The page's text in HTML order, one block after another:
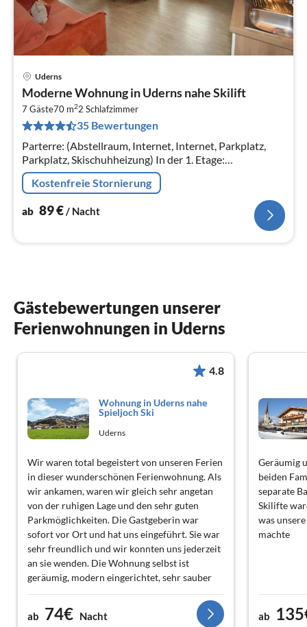
Uderns
Moderne Wohnung in Uderns nahe Skilift
7 Gäste70 m22 Schlafzimmer
35 Bewertungen
Parterre: (Abstellraum, Internet, Internet, Parkplatz,
Parkplatz, Skischuhheizung) In der 1. Etage:
(Wohnküche(Doppelschlafcouch, TV, Kochherd(4
Kochplatten, Ceranfeld)
Kostenfreie Stornierung
ab 89€/ Nacht
Gästebewertungen unserer
Ferienwohnungen in Uderns
4.8
Wohnung in Uderns nahe
Spieljoch Ski
Uderns
Wir waren total begeistert von unseren Ferien
in dieser wunderschönen Ferienwohnung. Als
wir ankamen, waren wir gleich sehr angetan
von der ruhigen Lage und den sehr guten
Parkmöglichkeiten. Die Gastgeberin war
sofort vor Ort und hat uns eingeführt. Sie war
sehr freundlich und wir konnten uns jederzeit
an sie wenden. Die Wohnung selbst ist
geräumig, modern eingerichtet, sehr sauber
und mit allem ausgestattet, was man für einen
wundervollen Urlaub benötigt. Wir haben
viele Wanderungen und Ausflüge
ab 74€ Nacht
Geräumig
beiden
separate
Skilifte
was
machte
ab